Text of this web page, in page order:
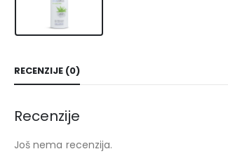
RECENZIJE (0)
Recenzije
Još nema recenzija.